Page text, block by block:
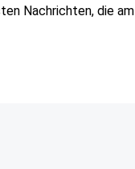
Nachrichten, die am